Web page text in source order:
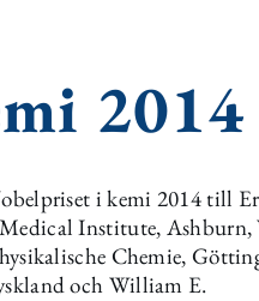
2014
i kemi 2014 till
Institute, Ashburn,
Chemie,
och William E.